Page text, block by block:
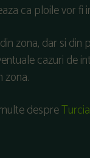
ca ploile vor fi
zona, dar si din
cazuri de
zona.
despre